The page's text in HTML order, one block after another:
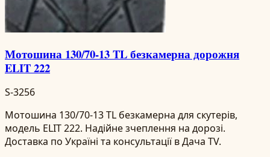
Мотошина 130/70-13 TL безкамерна дорожня
ELIT 222
S-3256
Мотошина 130/70-13 TL безкамерна для скутерів,
модель ELIT 222. Надійне зчеплення на дорозі.
Доставка по Україні та консультації в Дача TV.